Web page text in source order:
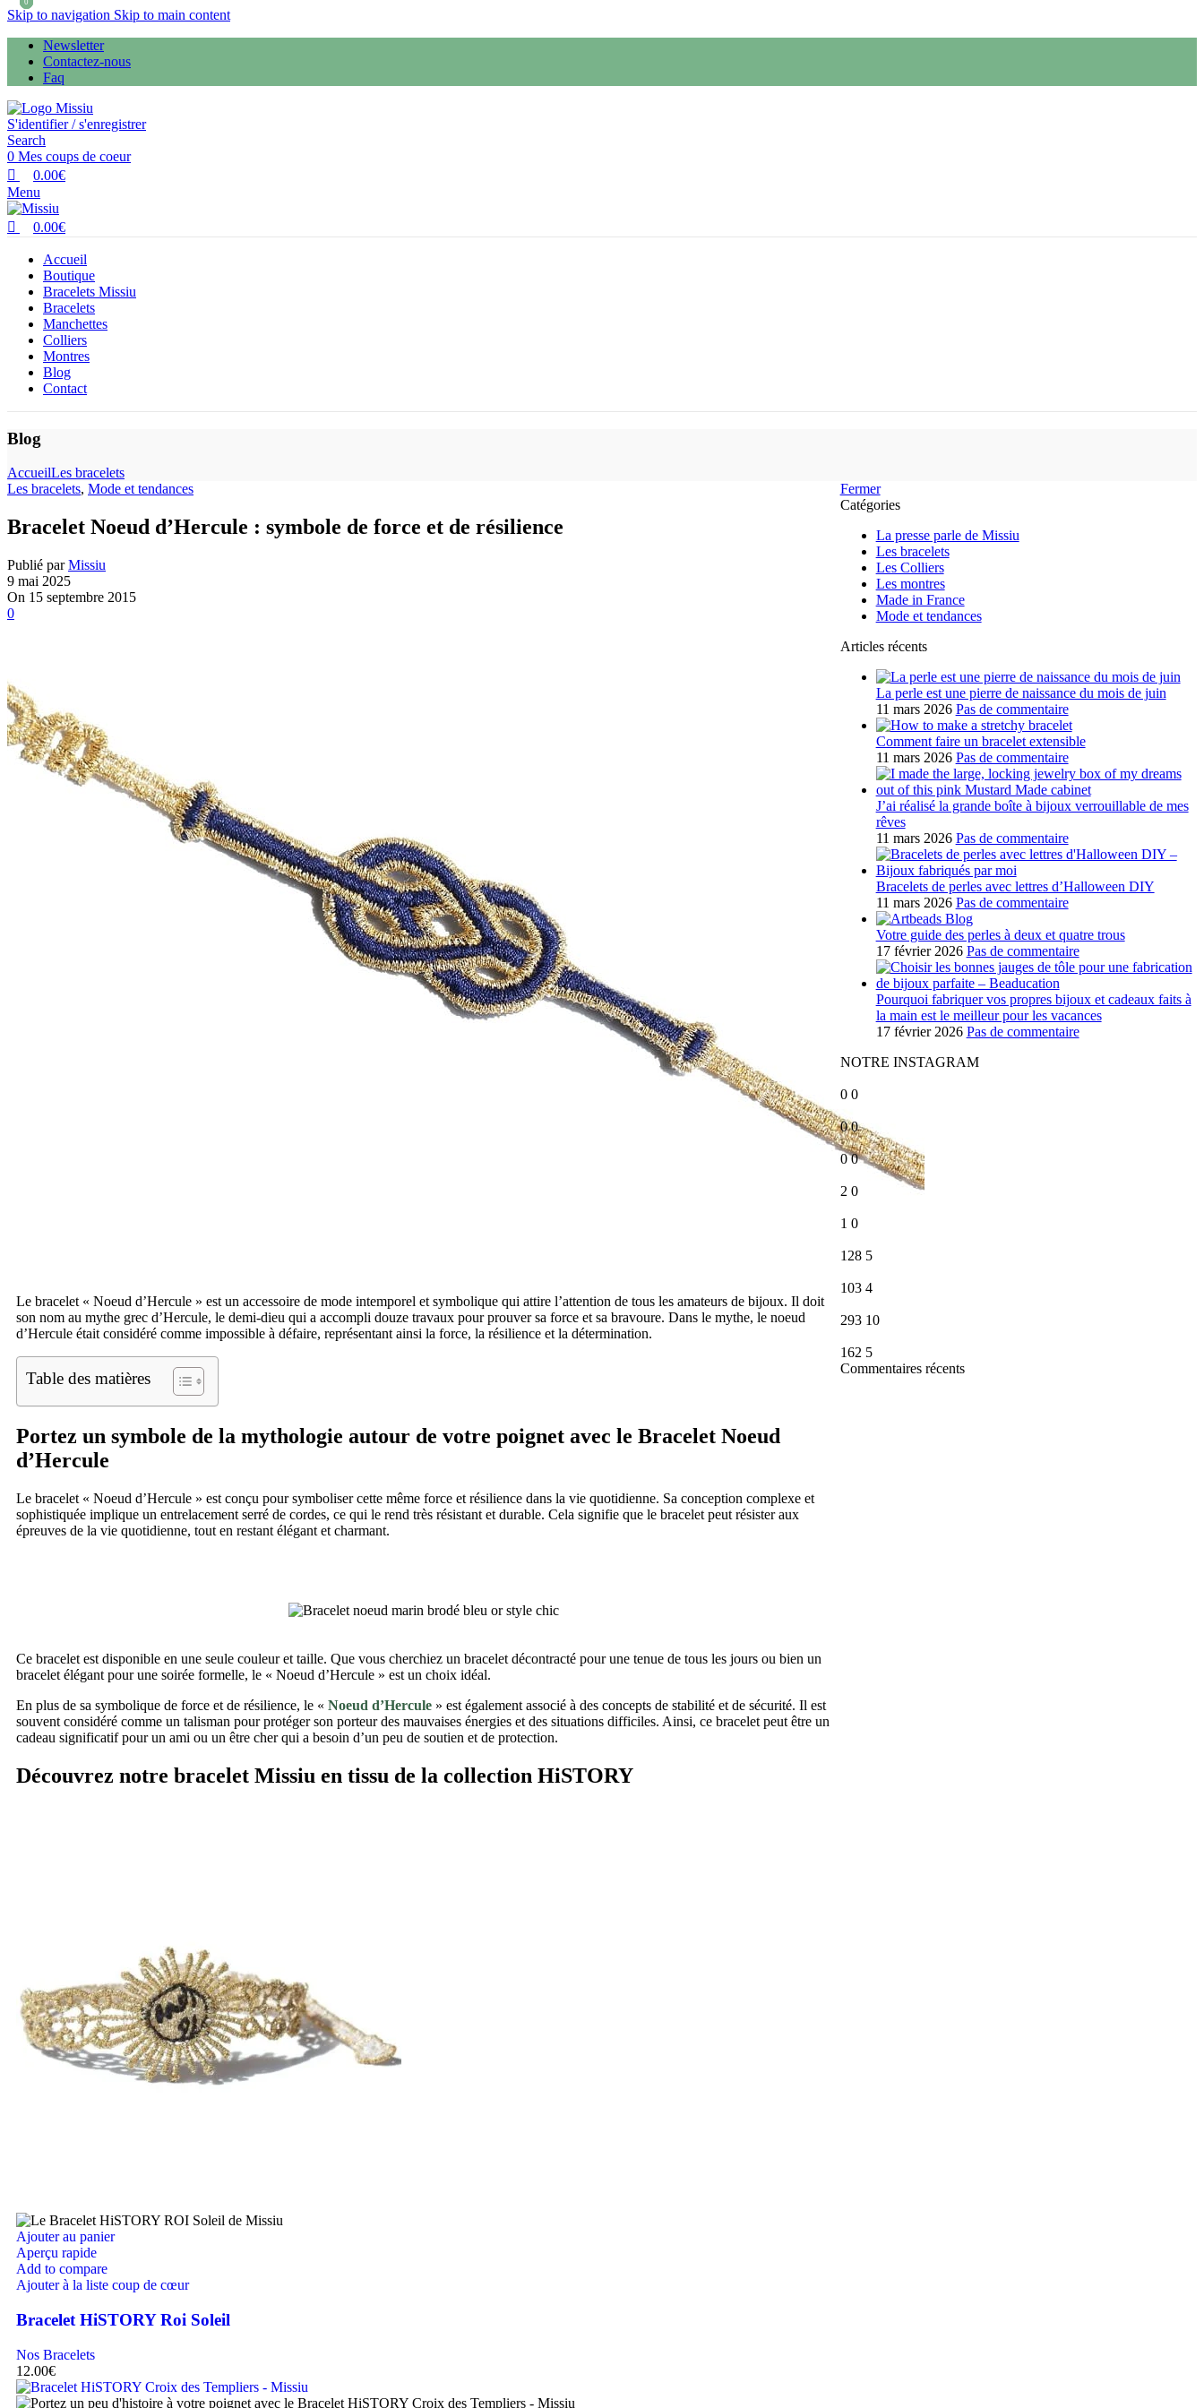
Skip to navigation Skip to main content
Newsletter
Contactez-nous
Faq
S'identifier / s'enregistrer
Search
0 Mes coups de coeur
0
0.00€
Menu
0
0.00€
Accueil
Boutique
Bracelets Missiu
Bracelets
Manchettes
Colliers
Montres
Blog
Contact
Blog
AccueilLes bracelets
Les bracelets, Mode et tendances
Bracelet Noeud d’Hercule : symbole de force et de résilience
Publié parMissiu
9 mai 2025
On 15 septembre 2015
0
Le bracelet « Noeud d’Hercule » est un accessoire de mode intemporel et symbolique qui attire l’attention de tous les amateurs de bijoux. Il doit
son nom au mythe grec d’Hercule, le demi-dieu qui a accompli douze travaux pour prouver sa force et sa bravoure. Dans le mythe, le noeud
d’Hercule était considéré comme impossible à défaire, représentant ainsi la force, la résilience et la détermination.
Table des matières
Portez un symbole de la mythologie autour de votre poignet avec le Bracelet Noeud
d’Hercule
Le bracelet « Noeud d’Hercule » est conçu pour symboliser cette même force et résilience dans la vie quotidienne. Sa conception complexe et
sophistiquée implique un entrelacement serré de cordes, ce qui le rend très résistant et durable. Cela signifie que le bracelet peut résister aux
épreuves de la vie quotidienne, tout en restant élégant et charmant.
Ce bracelet est disponible en une seule couleur et taille. Que vous cherchiez un bracelet décontracté pour une tenue de tous les jours ou bien un
bracelet élégant pour une soirée formelle, le « Noeud d’Hercule » est un choix idéal.
En plus de sa symbolique de force et de résilience, le « Noeud d’Hercule » est également associé à des concepts de stabilité et de sécurité. Il est
souvent considéré comme un talisman pour protéger son porteur des mauvaises énergies et des situations difficiles. Ainsi, ce bracelet peut être un
cadeau significatif pour un ami ou un être cher qui a besoin d’un peu de soutien et de protection.
Découvrez notre bracelet Missiu en tissu de la collection HiSTORY
Ajouter au panier
Aperçu rapide
Add to compare
Ajouter à la liste coup de cœur
Bracelet HiSTORY Roi Soleil
Nos Bracelets
12.00€
Fermer
Catégories
La presse parle de Missiu
Les bracelets
Les Colliers
Les montres
Made in France
Mode et tendances
Articles récents
La perle est une pierre de naissance du mois de juin
11 mars 2026 Pas de commentaire
Comment faire un bracelet extensible
11 mars 2026 Pas de commentaire
J’ai réalisé la grande boîte à bijoux verrouillable de mes
rêves
11 mars 2026 Pas de commentaire
Bracelets de perles avec lettres d’Halloween DIY
11 mars 2026 Pas de commentaire
Votre guide des perles à deux et quatre trous
17 février 2026 Pas de commentaire
Pourquoi fabriquer vos propres bijoux et cadeaux faits à
la main est le meilleur pour les vacances
17 février 2026 Pas de commentaire
NOTRE INSTAGRAM
0 0
0 0
0 0
2 0
1 0
128 5
103 4
293 10
162 5
Commentaires récents
0